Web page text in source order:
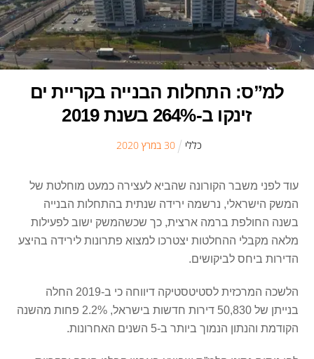
למ”ס: התחלות הבנייה בקריית ים
זינקו ב-264% בשנת 2019
כללי 30במרץ 2020
עוד לפני משבר הקורונה שהביא לעצירה כמעט מוחלטת של
המשק הישראלי, נרשמה ירידה שנתית בהתחלות הבנייה
בשנה החולפת ברמה ארצית, כך שכשהמשק ישוב לפעילות
מלאה מקבלי ההחלטות יצטרכו למצוא פתרונות לירידה בהיצע
הדירות ביחס לביקושים.
הלשכה המרכזית לסטיטסטיקה דיווחה כי ב-2019 החלה
בנייתן של 50,830 דירות חדשות בישראל, 2.2% פחות מהשנה
הקודמת והנתון הנמוך ביותר ב-5 השנים האחרונות.